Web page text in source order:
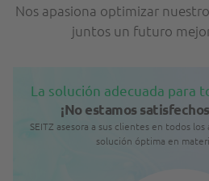
Nos apasiona optimizar
juntos un futuro
La solución adecuada para
¡No estamos
SEITZ asesora a sus clientes en todos
solución óptima en